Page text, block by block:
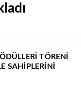
TÖRENİ
SAHİPLERİNİ